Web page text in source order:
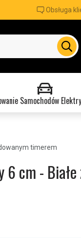
Obsługa
Samochodów
timerem
6 cm - Białe